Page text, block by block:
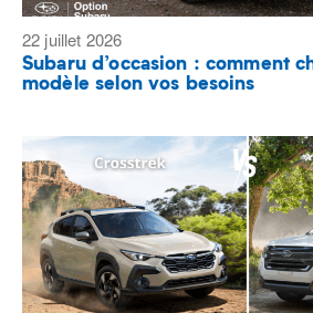
22 juillet 2026
Subaru d’occasion : comment
modèle selon vos besoins